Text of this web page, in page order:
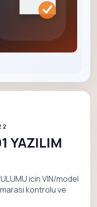
YAZILIM
icin VIN/model
kontrolu ve